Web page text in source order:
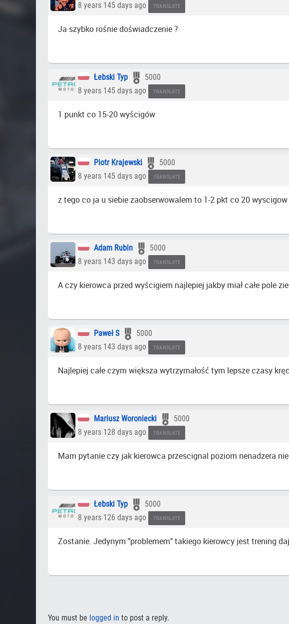
8 years 145 days ago
TRANSLATE
Ja szybko rośnie doświadczenie ?
Łebski Typ
5000
8 years 145 days ago
TRANSLATE
1 punkt co 15-20 wyścigów
Piotr Krajewski
5000
8 years 145 days ago
TRANSLATE
z tego co ja u siebie zaobserwowalem to 1-2 pkt co 20 wyscigow
Adam Rubin
5000
8 years 143 days ago
TRANSLATE
A czy kierowca przed wyścigiem najlepiej jakby miał całe pole
Paweł S
5000
8 years 143 days ago
TRANSLATE
Najlepiej całe czym większa wytrzymałość tym lepsze czasy
Mariusz Woroniecki
5000
8 years 128 days ago
TRANSLATE
Mam pytanie czy jak kierowca przescignal poziom nenadzera
Łebski Typ
5000
8 years 126 days ago
TRANSLATE
Zostanie. Jedynym "problemem" takiego kierowcy jest trening
You must be logged in to post a reply.